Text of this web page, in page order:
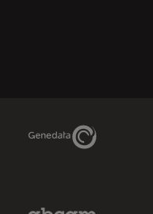
Genedata Link